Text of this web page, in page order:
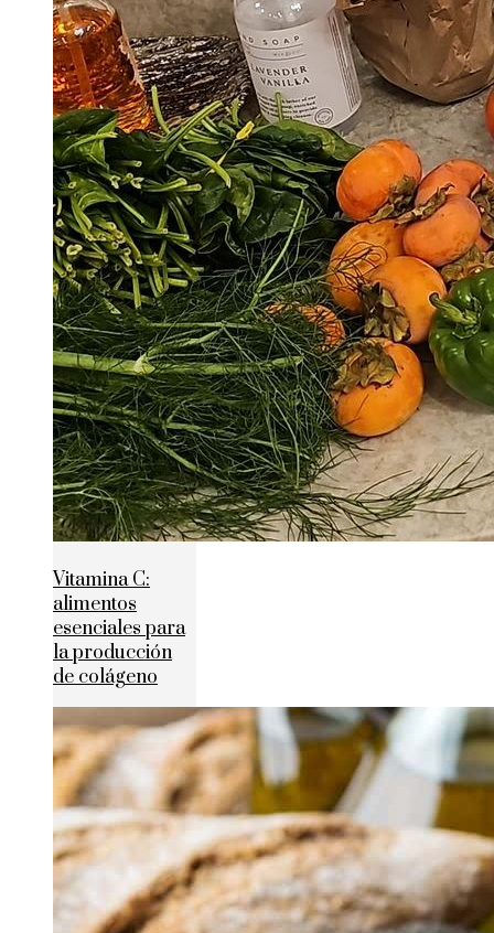
Vitamina C:
alimentos
esenciales para
la producción
de colágeno